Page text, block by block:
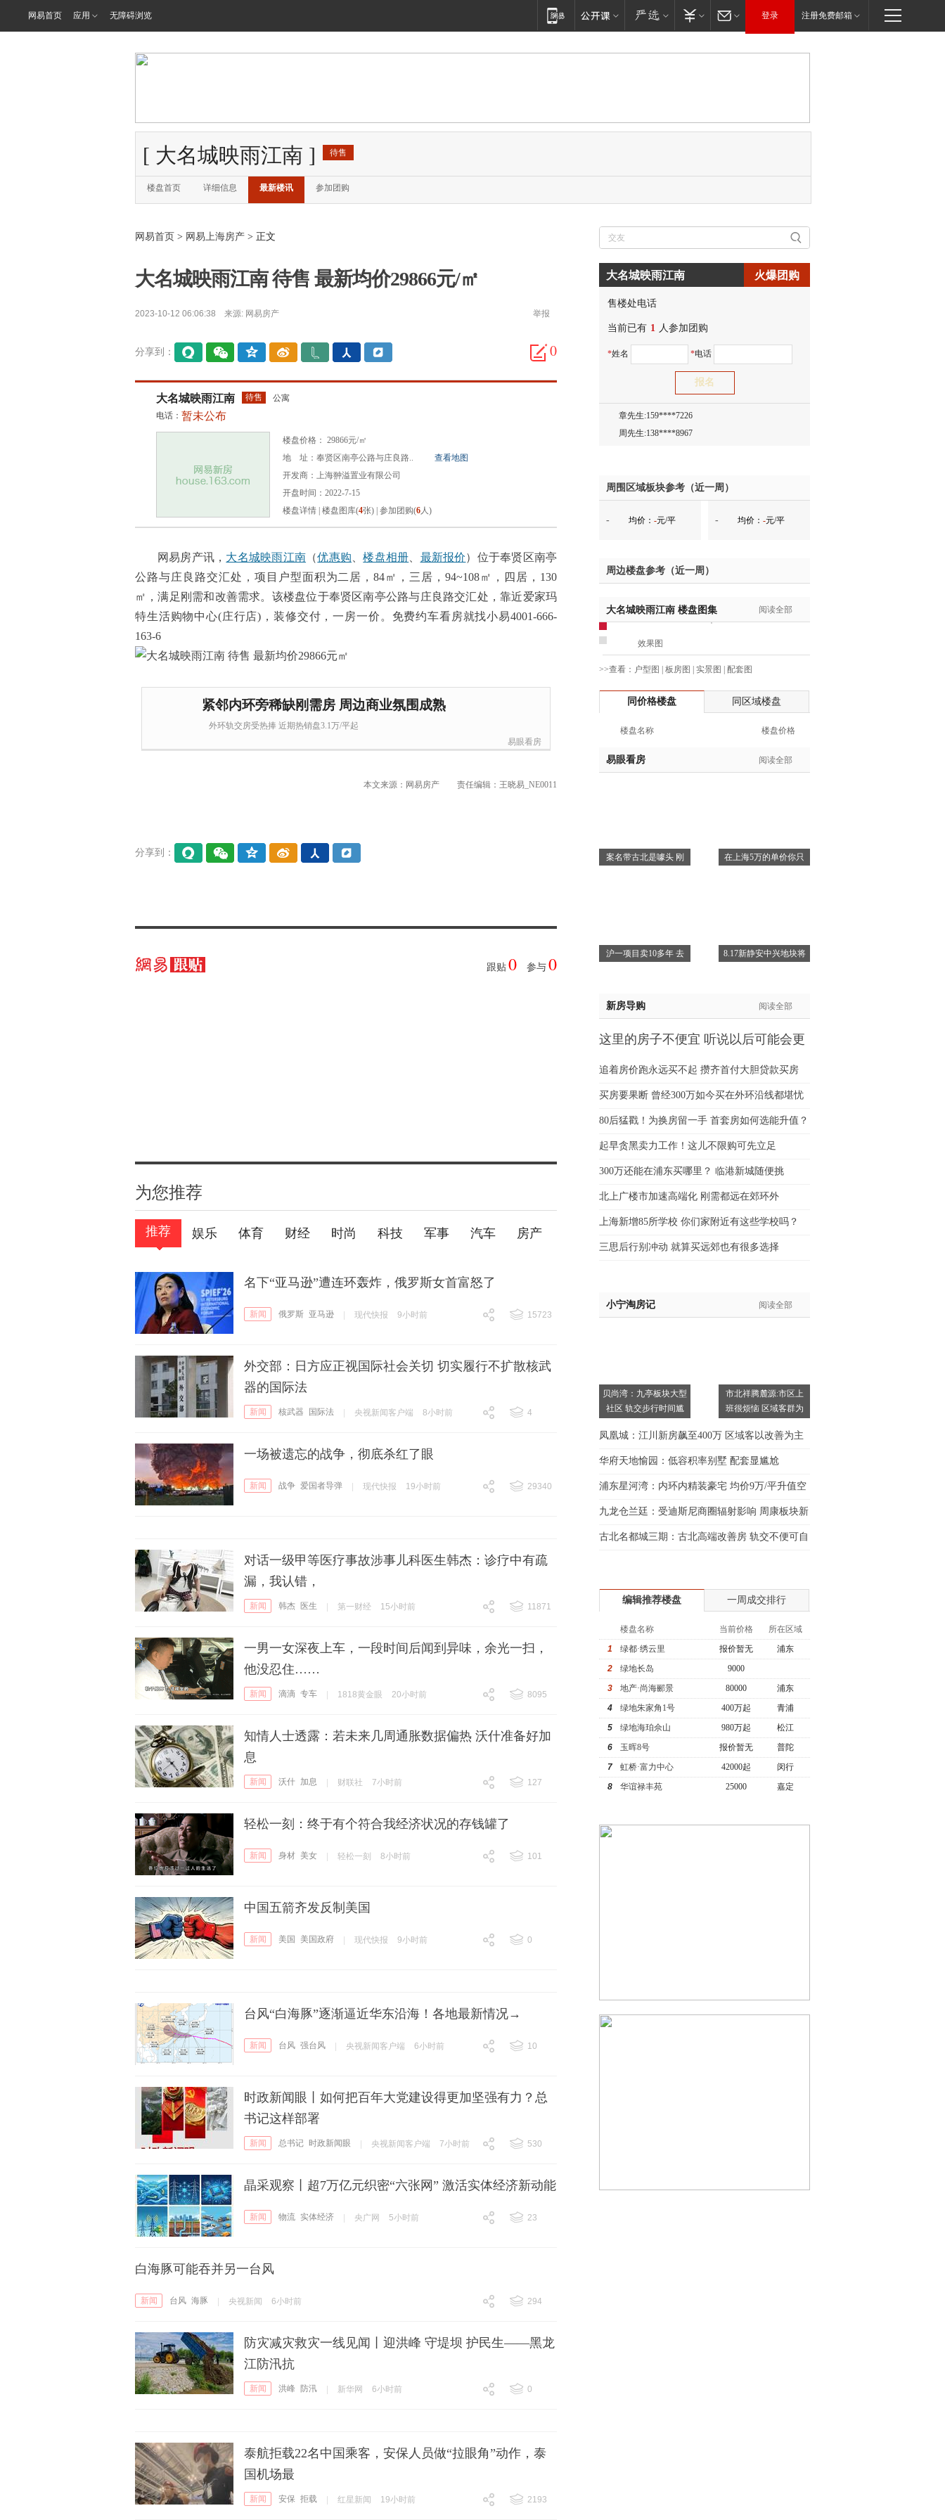
网易首页 应用 无障碍浏览 登录 注册免费邮箱
[ 大名城映雨江南 ] 待售
楼盘首页 详细信息 最新楼讯 参加团购
网易首页 > 网易上海房产 > 正文
大名城映雨江南 待售 最新均价29866元/㎡
2023-10-12 06:06:38 来源: 网易房产 举报
0
分享到：
间
大名城映雨江南 待售
公寓
电话： 暂未公布
楼盘价格： 29866元/㎡
地 址：奉贤区南亭公路与庄良路..
查看地图
开发商：上海翀溢置业有限公司
开盘时间：2022-7-15
楼盘详情 楼盘图库(4张) 参加团购(6人)
网易房产讯， 大名城映雨江南 （优惠购 、楼盘相册 最新报价）位于奉贤区南亭
公路与庄良路交汇处，项目户型面积为二居，84㎡，三居，94~108㎡，四居，130
㎡，满足刚需和改善需求。该楼盘位于奉贤区南亭公路与庄良路交汇处，靠近爱家玛
特生活购物中心(庄行店)，装修交付，一房一价。免费约车看房就找小易4001-666-
163-6
紧邻内环旁稀缺刚需房 周边商业氛围成熟
外环轨交房受热捧 近期热销盘3.1万/平起
易眼看房
本文来源：网易房产 责任编辑：王晓易_NE0011
分享到：
跟贴 0 参与 0
为您推荐
推荐 娱乐 体育 财经 时尚 科技 军事 汽车 房产
名下“亚马逊”遭连环轰炸，俄罗斯女首富怒了
新闻 俄罗斯 亚马逊 现代快报 9小时前
15723
外交部：日方应正视国际社会关切 切实履行不扩散核武
器的国际法
新闻 核武器 国际法 央视新闻客户端 8小时前
4
一场被遗忘的战争，彻底杀红了眼
新闻 战争 爱国者导弹 现代快报 19小时前
29340
对话一级甲等医疗事故涉事儿科医生韩杰：诊疗中有疏
漏，我认错，
新闻 韩杰 医生 第一财经 15小时前
11871
一男一女深夜上车，一段时间后闻到异味，余光一扫，
他没忍住……
新闻 滴滴 专车 1818黄金眼 20小时前
8095
知情人士透露：若未来几周通胀数据偏热 沃什准备好加
息
新闻 沃什 加息 财联社 7小时前
127
轻松一刻：终于有个符合我经济状况的存钱罐了
新闻 身材 美女 轻松一刻 8小时前
101
中国五箭齐发反制美国
新闻 美国 美国政府 现代快报 9小时前
0
台风“白海豚”逐渐逼近华东沿海！各地最新情况→
新闻 台风 强台风 央视新闻客户端 6小时前
10
时政新闻眼丨如何把百年大党建设得更加坚强有力？总
书记这样部署
新闻 总书记 时政新闻眼 央视新闻客户端 7小时前
530
晶采观察丨超7万亿元织密“六张网” 激活实体经济新动能
新闻 物流 实体经济 央广网 5小时前
23
白海豚可能吞并另一台风
新闻 台风 海豚 央视新闻 6小时前
294
防灾减灾救灾一线见闻丨迎洪峰 守堤坝 护民生——黑龙
江防汛抗
新闻 洪峰 防汛 新华网 6小时前
0
泰航拒载22名中国乘客，安保人员做“拉眼角”动作，泰
国机场最
新闻 安保 拒载 红星新闻 19小时前
2193
大名城映雨江南 火爆团购
售楼处电话
当前已有 1 人参加团购
*姓名 *电话
胡先生:150****0731
邓先生:138****8083
蒋女士:186****7681
杨先生:134****5158
章先生:159****7226
周先生:138****8967
谢女士:135****3735
魏女士:138****0324
吴先生:139****9780
魏女士:183****9105
吴小姐:139****6438
姚先生:137****6367
黄先生:136****3612
邓先生:138****8083
陈先生:159****3332
郑先生:136****9618
魏女士:183****9105
钱先生:139****7316
黄先生:138****7263
于女士:182****8478
周围区域板块参考（近一周）
- 均价： -元/平 - 均价： -元/平
周边楼盘参考（近一周）
大名城映雨江南 楼盘图集 阅读全部
效果图
>>查看： 户型图 | 板房图 | 实景图 | 配套图
同价格楼盘 同区域楼盘
楼盘名称 楼盘价格
易眼看房 阅读全部
案名带古北是噱头 刚 在上海5万的单价你只
沪一项目卖10多年 去 8.17新静安中兴地块将
新房导购 阅读全部
这里的房子不便宜 听说以后可能会更
追着房价跑永远买不起 攒齐首付大胆贷款买房
买房要果断 曾经300万如今买在外环沿线都堪忧
80后猛戳！为换房留一手 首套房如何选能升值？
起早贪黑卖力工作！这儿不限购可先立足
300万还能在浦东买哪里？ 临港新城随便挑
北上广楼市加速高端化 刚需都远在郊环外
上海新增85所学校 你们家附近有这些学校吗？
三思后行别冲动 就算买远郊也有很多选择
小宁淘房记 阅读全部
贝尚湾：九亭板块大型
社区 轨交步行时间尴
市北祥腾麓源:市区上
班很烦恼 区域客群为
凤凰城：江川新房飙至400万 区域客以改善为主
华府天地愉园：低容积率别墅 配套显尴尬
浦东星河湾：内环内精装豪宅 均价9万/平升值空
间大
九龙仓兰廷：受迪斯尼商圈辐射影响 周康板块新
房看
古北名都城三期：古北高端改善房 轨交不便可自
编辑推荐楼盘 一周成交排行
楼盘名称 当前价格
所在区域
1
绿都·绣云里 报价暂无
浦东
2
绿地长岛
9000
3
地产·尚海郦景 80000
浦东
4
绿地朱家角1号 400万起
青浦
5
绿地海珀佘山 980万起
松江
6
玉晖8号 报价暂无
普陀
7
虹桥·富力中心 42000起
闵行
8
华谊禄丰苑 25000 嘉定